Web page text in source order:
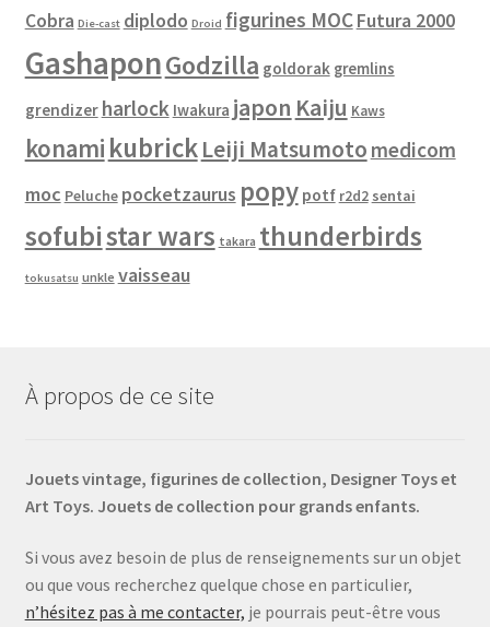
Cobra Die-cast diplodo Droid figurines MOCFutura 2000
GashaponGodzilla goldorak gremlins
grendizer harlock Iwakura japon Kaiju Kaws
konami kubrickLeiji Matsumoto medicom
moc Peluche pocketzaurus popy potf r2d2 sentai
sofubistar wars takara thunderbirds
tokusatsu unkle vaisseau
À propos de ce site
Jouets vintage, figurines de collection, Designer Toys et
Art Toys. Jouets de collection pour grands enfants.
Si vous avez besoin de plus de renseignements sur un objet
ou que vous recherchez quelque chose en particulier,
n’hésitez pas à me contacter, je pourrais peut-être vous